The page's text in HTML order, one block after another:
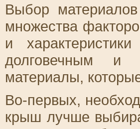
Выбор
множества
и
долговечным и
материалы,
Во-первых,
крыш лучше